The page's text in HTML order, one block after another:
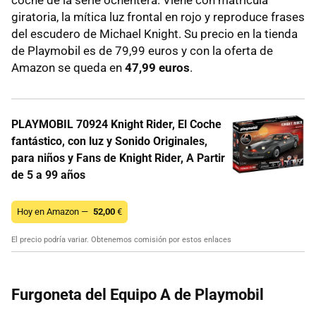
giratoria, la mítica luz frontal en rojo y reproduce frases
del escudero de Michael Knight. Su precio en la tienda
de Playmobil es de 79,99 euros y con la oferta de
Amazon se queda en 47,99 euros.
PLAYMOBIL 70924 Knight Rider, El Coche
fantástico, con luz y Sonido Originales,
para niños y Fans de Knight Rider, A Partir
de 5 a 99 años
Hoy en Amazon — 52,00 €
El precio podría variar. Obtenemos comisión por estos enlaces
Furgoneta del Equipo A de Playmobil